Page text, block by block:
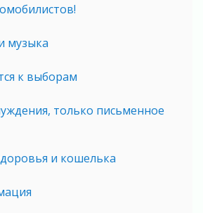
музыка
к выборам
только письменное
и кошелька